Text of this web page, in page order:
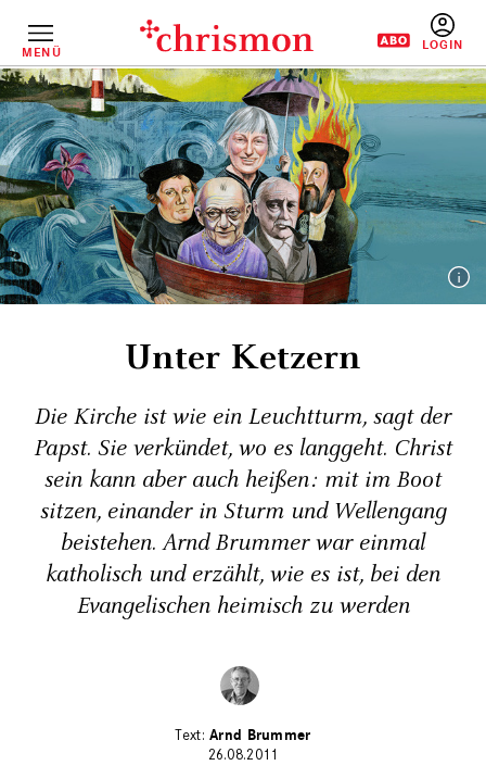
InhaltMENÜ
Unter Ketzern
Die Kirche ist wie ein Leuchtturm, sagt der
Papst. Sie verkündet, wo es langgeht. Christ
sein kann aber auch heißen: mit im Boot
sitzen, einander in Sturm und Wellengang
beistehen. Arnd Brummer war einmal
katholisch und erzählt, wie es ist, bei den
Evangelischen heimisch zu werden
Arnd Brummer
26.08.2011